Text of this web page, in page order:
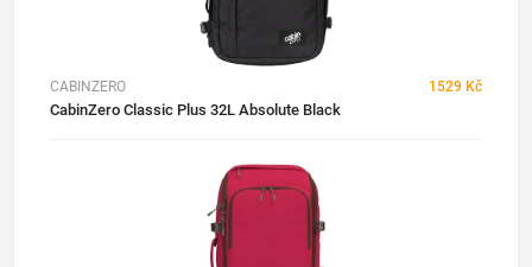
CABINZERO 1529 Kč
CabinZero Classic Plus 32L Absolute Black